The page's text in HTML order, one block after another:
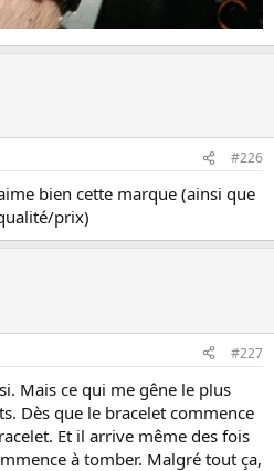
#226
bien cette marque (ainsi que
prix)
#227
Mais ce qui me gêne le plus
Dès que le bracelet commence
Et il arrive même des fois
à tomber. Malgré tout ça,